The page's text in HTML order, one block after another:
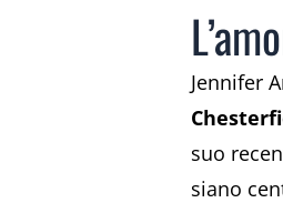
Jennifer
suo
siano